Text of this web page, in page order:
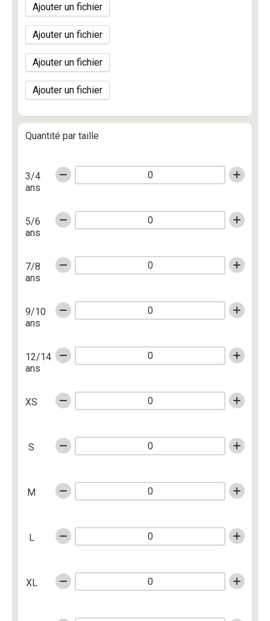
Ajouter un fichier
Ajouter un fichier
Ajouter un fichier
Ajouter un fichier
Quantité par taille
3/4
ans
5/6
ans
7/8
ans
9/10
ans
12/14
ans
XS
S
M
L
XL